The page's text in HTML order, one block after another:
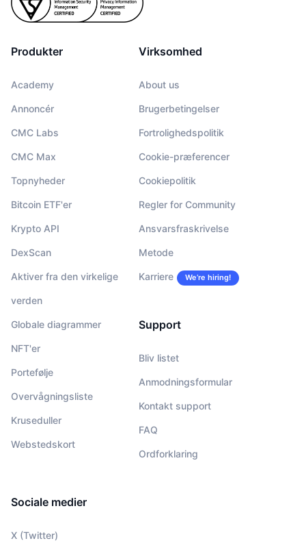
Produkter
Academy
Annoncér
CMC Labs
CMC Max
Topnyheder
Bitcoin ETF'er
Krypto API
DexScan
Aktiver fra den virkelige
verden
Globale diagrammer
NFT'er
Portefølje
Overvågningsliste
Kruseduller
Webstedskort
Virksomhed
About us
Brugerbetingelser
Fortrolighedspolitik
Cookie-præferencer
Cookiepolitik
Regler for Community
Ansvarsfraskrivelse
Metode
Karriere We’re hiring!
Support
Bliv listet
Anmodningsformular
Kontakt support
FAQ
Ordforklaring
Sociale medier
X (Twitter)